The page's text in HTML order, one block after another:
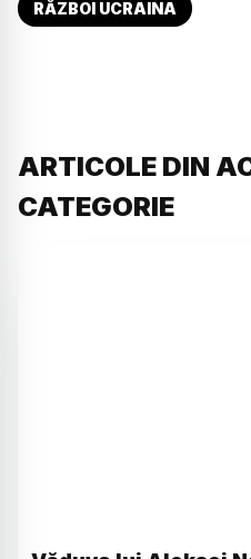
RĂZBOI UCRAINA
ARTICOLE DIN
CATEGORIE